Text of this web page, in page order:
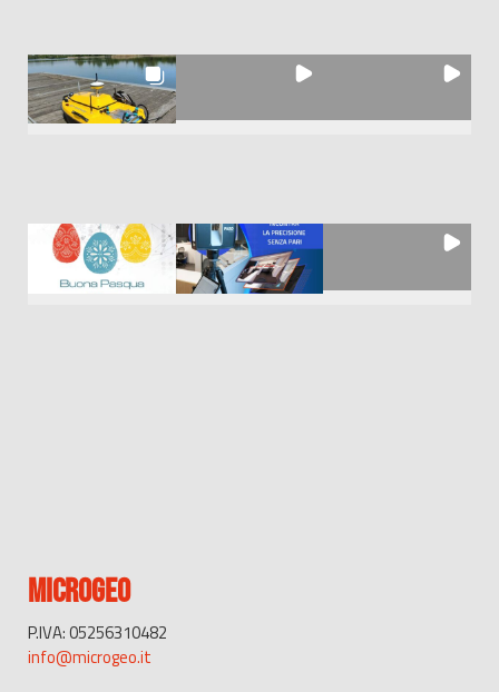
MICROGEO
P.IVA: 05256310482
info@microgeo.it